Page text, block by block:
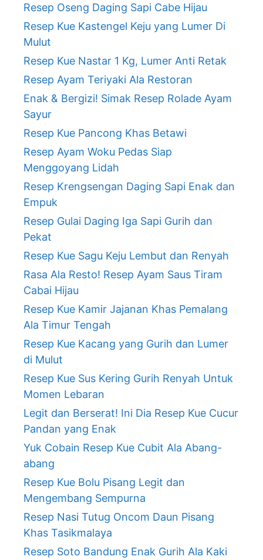
Resep Oseng Daging Sapi Cabe Hijau
Resep Kue Kastengel Keju yang Lumer Di
Mulut
Resep Kue Nastar 1 Kg, Lumer Anti Retak
Resep Ayam Teriyaki Ala Restoran
Enak & Bergizi! Simak Resep Rolade Ayam
Sayur
Resep Kue Pancong Khas Betawi
Resep Ayam Woku Pedas Siap
Menggoyang Lidah
Resep Krengsengan Daging Sapi Enak dan
Empuk
Resep Gulai Daging Iga Sapi Gurih dan
Pekat
Resep Kue Sagu Keju Lembut dan Renyah
Rasa Ala Resto! Resep Ayam Saus Tiram
Cabai Hijau
Resep Kue Kamir Jajanan Khas Pemalang
Ala Timur Tengah
Resep Kue Kacang yang Gurih dan Lumer
di Mulut
Resep Kue Sus Kering Gurih Renyah Untuk
Momen Lebaran
Legit dan Berserat! Ini Dia Resep Kue Cucur
Pandan yang Enak
Yuk Cobain Resep Kue Cubit Ala Abang-
abang
Resep Kue Bolu Pisang Legit dan
Mengembang Sempurna
Resep Nasi Tutug Oncom Daun Pisang
Khas Tasikmalaya
Resep Soto Bandung Enak Gurih Ala Kaki